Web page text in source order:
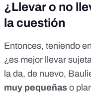
¿Llevar o no
la cuestión
Entonces, teniendo
¿es mejor llevar
la da, de nuevo,
muy pequeñas o